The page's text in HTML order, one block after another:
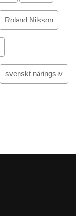
Roland Nilsson
svenskt näringsliv